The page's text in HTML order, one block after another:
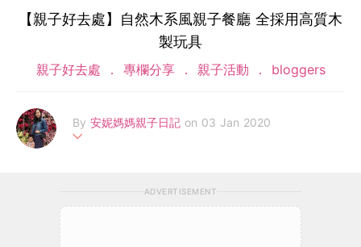
【親子好去處】自然木系風親子餐廳 全採用高質木
製玩具
親子好去處 專欄分享 親子活動 bloggers
By 安妮媽媽親子日記 on 03 Jan 2020
最有興趣為仔仔搵最好玩，最抵買，最好食的各種好東西，希望他
能在充滿幸福快樂的環境下成長。
ADVERTISEMENT